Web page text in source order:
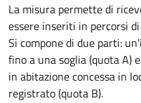
La misura permette di
essere inseriti in percorsi
Si compone di due parti:
fino a una soglia (quota A)
in abitazione concessa in
registrato (quota B).